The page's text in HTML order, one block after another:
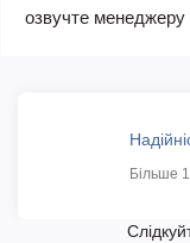
озвучте менеджеру
Більше